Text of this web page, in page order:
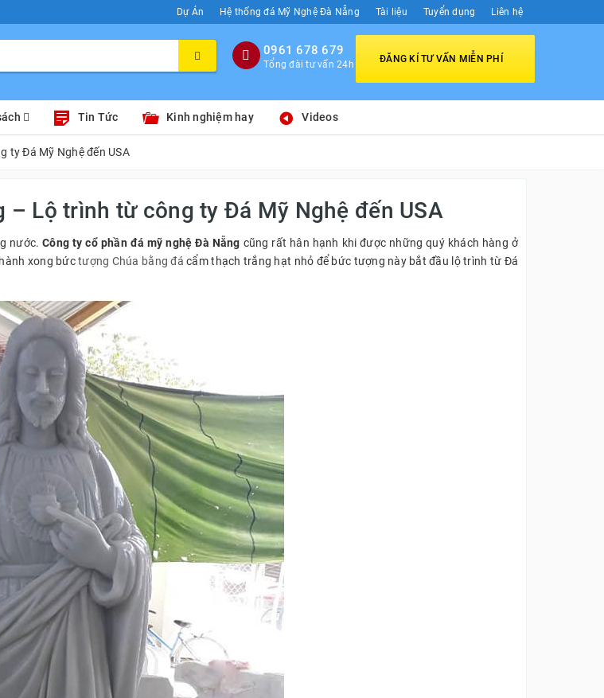
Dự Án Hệ thống đá Mỹ Nghệ Đà Nẵng Tài liệu Tuyển dụng Liên hệ
0961 678 679
Tổng đài tư vấn 24h ĐĂNG KÍ TƯ VẤN MIỄN PHÍ
Tin Tức Kinh nghiệm hay Videos
ty Đá Mỹ Nghệ đến USA
Lộ trình từ công ty Đá Mỹ Nghệ đến USA
nước.Công ty cổ phần đá mỹ nghệ Đà Nẵng cũng rất hân hạnh khi được những quý khách hàng ở
xong bứctượng Chúa bằng đá cẩm thạch trắng hạt nhỏ để bức tượng này bắt đầu lộ trình từ Đá